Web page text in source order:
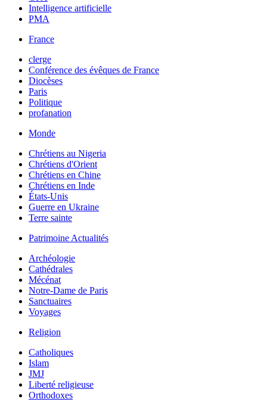
Intelligence artificielle
PMA
France
clerge
Conférence des évêques de France
Diocèses
Paris
Politique
profanation
Monde
Chrétiens au Nigeria
Chrétiens d'Orient
Chrétiens en Chine
Chrétiens en Inde
États-Unis
Guerre en Ukraine
Terre sainte
Patrimoine Actualités
Archéologie
Cathédrales
Mécénat
Notre-Dame de Paris
Sanctuaires
Voyages
Religion
Catholiques
Islam
JMJ
Liberté religieuse
Orthodoxes